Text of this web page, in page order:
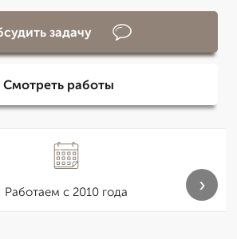
задачу
Смотреть работы
Работаем с 2010 года ›